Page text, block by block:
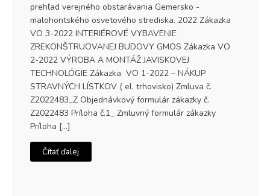
prehľad verejného obstarávania Gemersko -
malohontského osvetového strediska. 2022 Zákazka
VO 3-2022 INTERIÉROVÉ VYBAVENIE
ZREKONŠTRUOVANEJ BUDOVY GMOS Zákazka VO
2-2022 VÝROBA A MONTÁŽ JAVISKOVEJ
TECHNOLÓGIE Zákazka VO 1-2022 – NÁKUP
STRAVNÝCH LÍSTKOV ( el. trhovisko) Zmluva č.
Z2022483_Z Objednávkový formulár zákazky č.
Z2022483 Príloha č.1_ Zmluvný formulár zákazky
Príloha […]
Čítať ďalej